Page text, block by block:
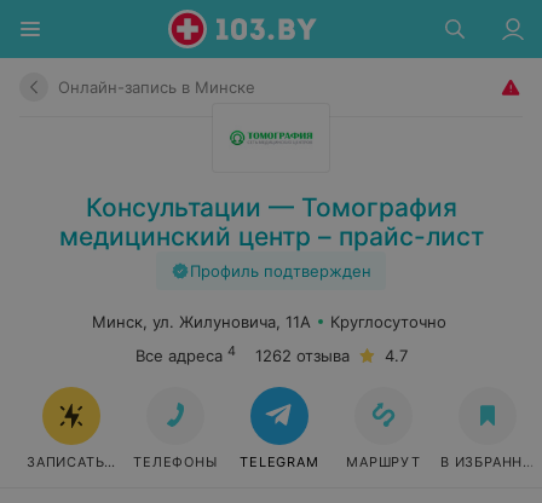
Онлайн-запись в Минске
Консультации — Томография
медицинский центр – прайс-лист
Профиль подтвержден
Минск, ул. Жилуновича, 11А
Круглосуточно
Все адреса 4 1262 отзыва 4.7
ЗАПИСАТЬСЯ ОНЛАЙН
ТЕЛЕФОНЫ TELEGRAM МАРШРУТ В ИЗБРАННОЕ